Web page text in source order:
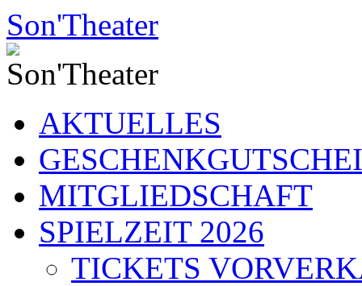
Zum
Inhalt
springen
Son'Theater
AKTUELLES
MITGLIEDSCHAFT
SPIELZEIT 2026
TICKETS